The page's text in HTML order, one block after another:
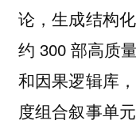
论，生成结构
约 300 部高质
和因果逻辑库
度组合叙事单